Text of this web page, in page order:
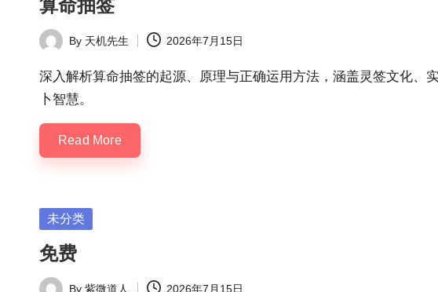
算命抽签
Posted
by
By 天机先生 2026年7月15日
深入解析算命抽签的起源、原理与正确运用方法，涵盖灵签文化、
卜智慧。
Read More
Posted
未分类
免费
By 紫微道人 2026年7月15日